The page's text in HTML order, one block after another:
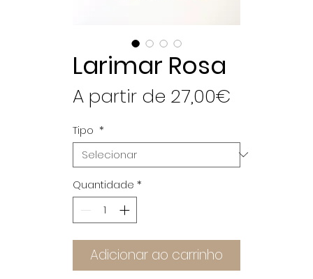
Larimar Rosa
A partir de 27,00€
Tipo *
Quantidade *
Adicionar ao carrinho